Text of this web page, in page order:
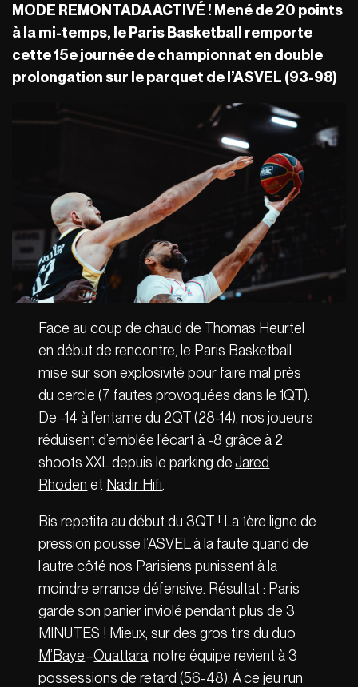
MODE REMONTADA ACTIVÉ ! Mené de 20 points
à la mi-temps, le Paris Basketball remporte
cette 15e journée de championnat en double
prolongation sur le parquet de l’ASVEL (93-98)
Face au coup de chaud de Thomas Heurtel
en début de rencontre, le Paris Basketball
mise sur son explosivité pour faire mal près
du cercle (7 fautes provoquées dans le 1QT).
De -14 à l’entame du 2QT (28-14), nos joueurs
réduisent d’emblée l’écart à -8 grâce à 2
shoots XXL depuis le parking deJared
Rhoden et Nadir Hifi
Bis repetita au début du 3QT ! La 1ère ligne de
pression pousse l’ASVEL à la faute quand de
l’autre côté nos Parisiens punissent à la
moindre errance défensive. Résultat : Paris
garde son panier inviolé pendant plus de 3
MINUTES ! Mieux, sur des gros tirs du duo
M’Baye–Ouattara , notre équipe revient à 3
possessions de retard (56-48). À ce jeu run